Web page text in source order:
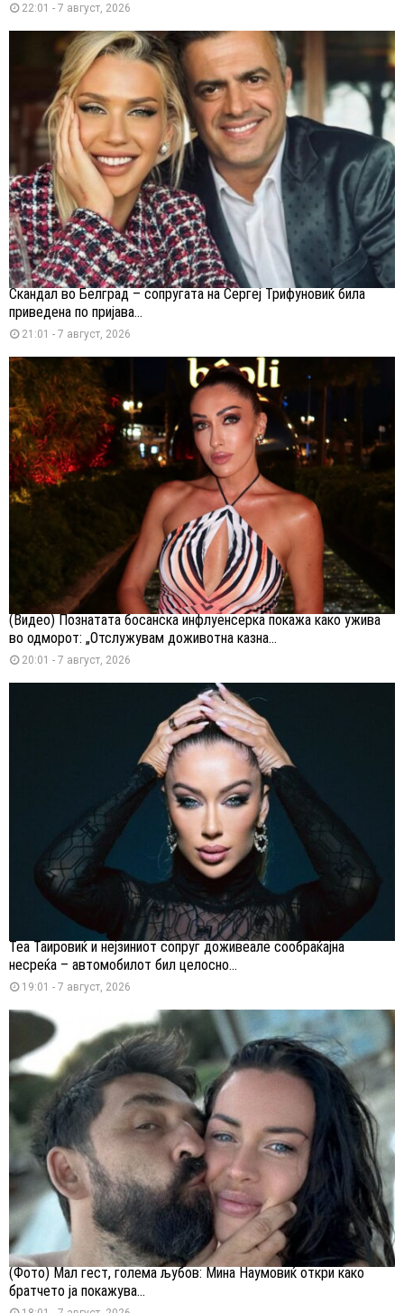
22:01 - 7 август, 2026
Скандал во Белград – сопругата на Сергеј Трифуновиќ била
приведена по пријава...
21:01 - 7 август, 2026
(Видео) Познатата босанска инфлуенсерка покажа како ужива
во одморот: „Отслужувам доживотна казна...
20:01 - 7 август, 2026
Теа Таировиќ и нејзиниот сопруг доживеале сообраќајна
несреќа – автомобилот бил целосно...
19:01 - 7 август, 2026
(Фото) Мал гест, голема љубов: Мина Наумовиќ откри како
братчето ја покажува...